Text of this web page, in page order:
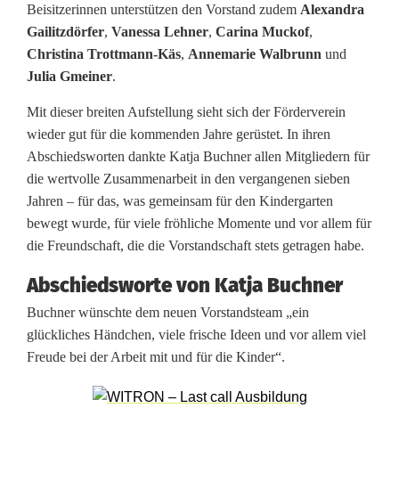
r
g
r
t
e
n
S
t
.
Beisitzerinnen unterstützen den Vorstand zudem Alexandra
Gailitzdörfer, Vanessa Lehner, Carina Muckof,
Christina Trottmann-Käs, Annemarie Walbrunn und
Julia Gmeiner.
Mit dieser breiten Aufstellung sieht sich der Förderverein
wieder gut für die kommenden Jahre gerüstet. In ihren
Abschiedsworten dankte Katja Buchner allen Mitgliedern für
die wertvolle Zusammenarbeit in den vergangenen sieben
Jahren – für das, was gemeinsam für den Kindergarten
bewegt wurde, für viele fröhliche Momente und vor allem für
die Freundschaft, die die Vorstandschaft stets getragen habe.
Abschiedsworte von Katja Buchner
Buchner wünschte dem neuen Vorstandsteam „ein
glückliches Händchen, viele frische Ideen und vor allem viel
Freude bei der Arbeit mit und für die Kinder“.